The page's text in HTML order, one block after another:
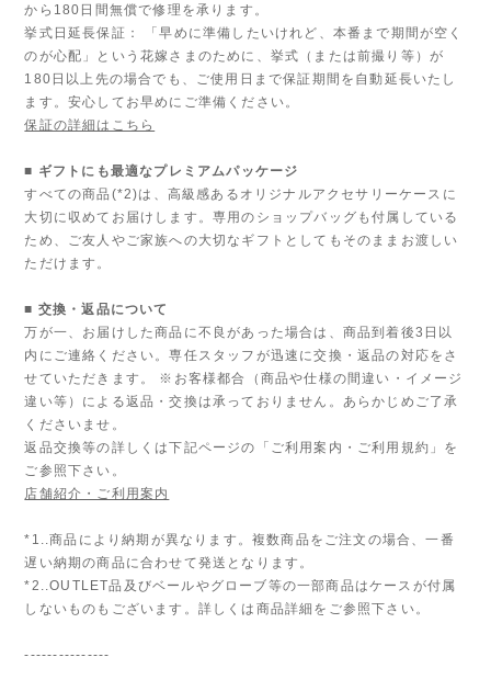
から180日間無償で修理を承ります。
挙式日延長保証： 「早めに準備したいけれど、本番まで期間が空く
のが心配」という花嫁さまのために、挙式（または前撮り等）が
180日以上先の場合でも、ご使用日まで保証期間を自動延長いたし
ます。安心してお早めにご準備ください。
保証の詳細はこちら
■ ギフトにも最適なプレミアムパッケージ
すべての商品(*2)は、高級感あるオリジナルアクセサリーケースに
大切に収めてお届けします。専用のショップバッグも付属している
ため、ご友人やご家族への大切なギフトとしてもそのままお渡しい
ただけます。
■ 交換・返品について
万が一、お届けした商品に不良があった場合は、商品到着後3日以
内にご連絡ください。専任スタッフが迅速に交換・返品の対応をさ
せていただきます。 ※お客様都合（商品や仕様の間違い・イメージ
違い等）による返品・交換は承っておりません。あらかじめご了承
くださいませ。
返品交換等の詳しくは下記ページの「ご利用案内・ご利用規約」を
ご参照下さい。
店舗紹介・ご利用案内
*1..商品により納期が異なります。複数商品をご注文の場合、一番
遅い納期の商品に合わせて発送となります。
*2..OUTLET品及びベールやグローブ等の一部商品はケースが付属
しないものもございます。詳しくは商品詳細をご参照下さい。
---------------